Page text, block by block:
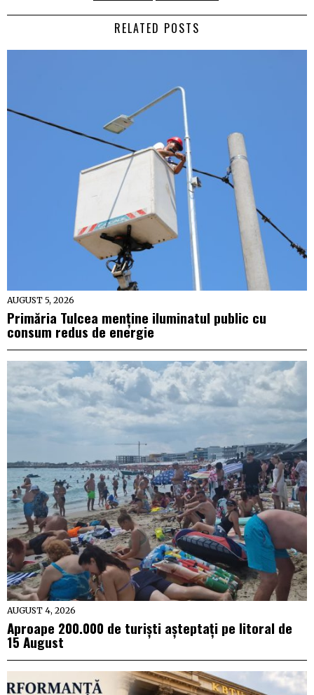
RELATED POSTS
AUGUST 5, 2026
Primăria Tulcea menține iluminatul public cu
consum redus de energie
AUGUST 4, 2026
Aproape 200.000 de turiști așteptați pe litoral de
15 August